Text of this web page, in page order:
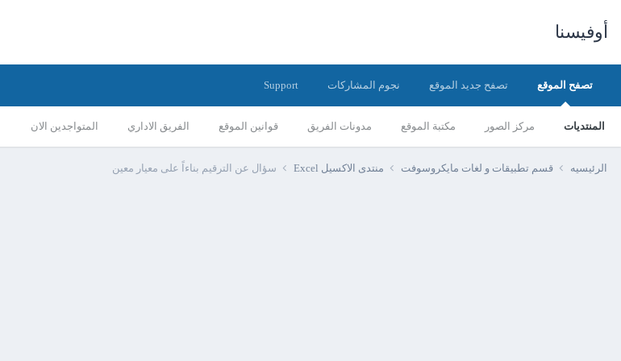
أوفيسنا
تصفح الموقع
المنتديات مركز الصور مكتبة الموقع مدونات الفريق قوانين الموقع الفريق الاداري المتواجدين الان
تصفح جديد الموقع نجوم المشاركات Support
الرئيسيه قسم تطبيقات و لغات مايكروسوفت منتدى الاكسيل Excel سؤال عن الترقيم بناءاً على معيار معين